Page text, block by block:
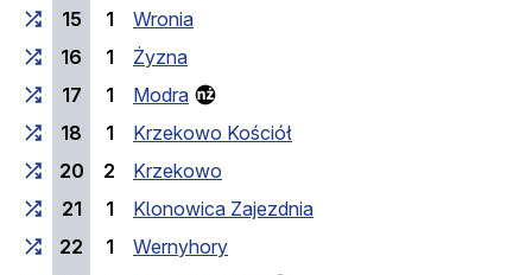
15
1
Wronia
16
1
Żyzna
17
1
Modra
18
1
Krzekowo Kościół
20
2
Krzekowo
21
1
Klonowica Zajezdnia
22
1
Wernyhory